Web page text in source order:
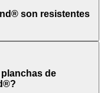
son resistentes
de